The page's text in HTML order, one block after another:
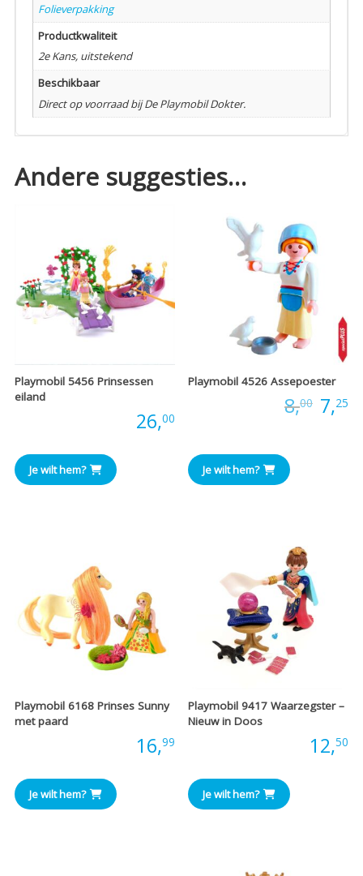
Folieverpakking
Productkwaliteit
2e Kans, uitstekend
Beschikbaar
Direct op voorraad bij De Playmobil Dokter.
Andere suggesties…
Playmobil 5456 Prinsessen
eiland
26,00
Je wilt hem?
Playmobil 4526 Assepoester
8,00 7,25
Je wilt hem?
Playmobil 6168 Prinses Sunny
met paard
16,99
Je wilt hem?
Playmobil 9417 Waarzegster –
Nieuw in Doos
12,50
Je wilt hem?